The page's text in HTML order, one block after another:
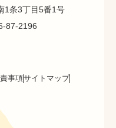
1条3丁目5番1号
87-2196
事項サイトマップ